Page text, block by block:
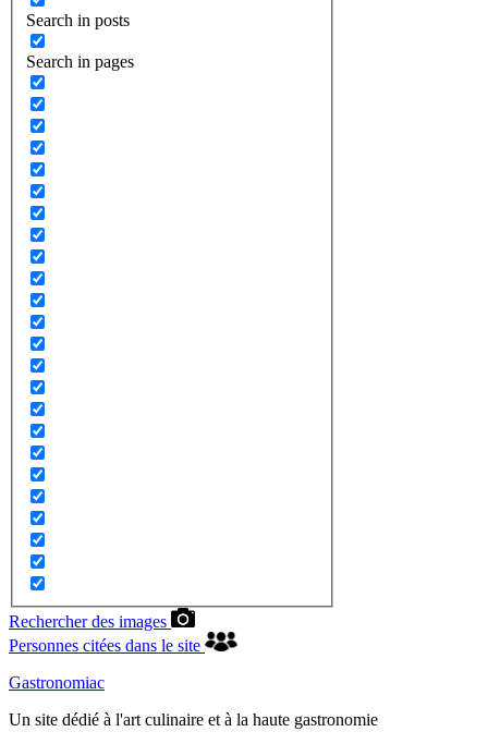
Search in posts
Search in pages
Rechercher des images
Personnes citées dans le site
Gastronomiac
Un site dédié à l'art culinaire et à la haute gastronomie